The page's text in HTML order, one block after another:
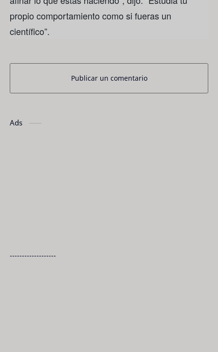
propio comportamiento como si fueras un
científico”.
Publicar un comentario
Ads
-------------------